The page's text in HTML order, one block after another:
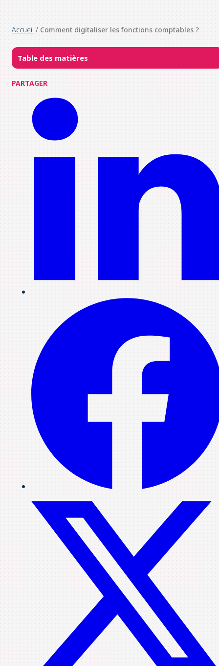
Accueil / Comment digitaliser les fonctions comptables ?
Table des matières
PARTAGER